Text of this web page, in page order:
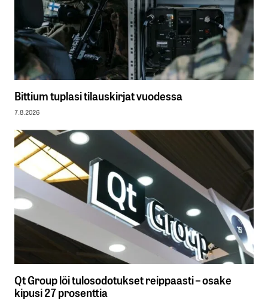
Bittium tuplasi tilauskirjat vuodessa
7.8.2026
Qt Group löi tulosodotukset reippaasti – osake
kipusi 27 prosenttia